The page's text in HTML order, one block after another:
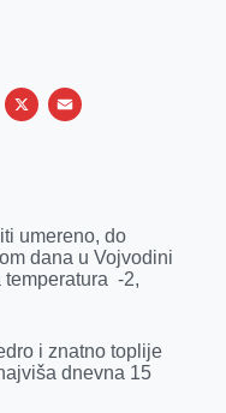
X
E
l
umereno, do
dana u Vojvodini
-2,
i znatno toplije
dnevna 15